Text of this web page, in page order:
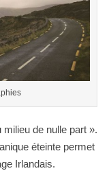
de nulle part ».
éteinte permet
Irlandais.